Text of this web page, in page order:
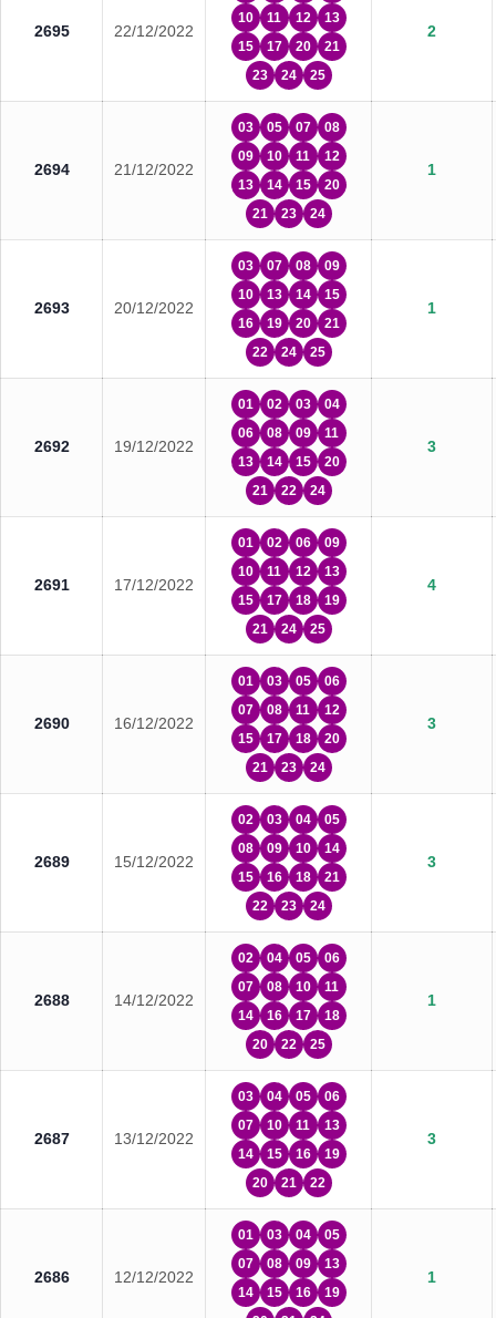
2695 22/12/2022
10
11 12
13
15
17 20
21
23
24 25
2
2694 21/12/2022
03 05 07
08
09
10 11
12
13
14 15
20
21
23 24
1
2693 20/12/2022
03 07 08
09
10
13 14
15
16
19 20
21
22
24 25
1
2692 19/12/2022
01 02 03
04
06
08 09
11
13
14 15
20
21
22 24
3
2691 17/12/2022
01 02 06
09
10
11 12
13
15
17 18
19
21
24 25
4
2690 16/12/2022
01 03 05
06
07
08 11
12
15
17 18
20
21
23 24
3
2689 15/12/2022
02 03 04
05
08
09 10
14
15
16 18
21
22
23 24
3
2688 14/12/2022
02 04 05
06
07
08 10
11
14
16 17
18
20
22 25
1
2687 13/12/2022
03 04 05
06
07
10 11
13
14
15 16
19
20
21 22
3
2686 12/12/2022
01 03 04
05
07
08 09
13
14
15 16
19
1